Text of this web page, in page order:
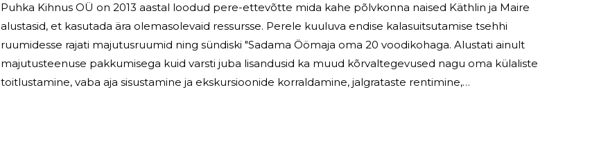
Puhka Kihnus OÜ on 2013 aastal loodud pere-ettevõtte mida kahe põlvkonna naised Käthlin ja Maire
alustasid, et kasutada ära olemasolevaid ressursse. Perele kuuluva endise kalasuitsutamise tsehhi
ruumidesse rajati majutusruumid ning sündiski "Sadama Öömaja oma 20 voodikohaga. Alustati ainult
majutusteenuse pakkumisega kuid varsti juba lisandusid ka muud kõrvaltegevused nagu oma külaliste
toitlustamine, vaba aja sisustamine ja ekskursioonide korraldamine, jalgrataste rentimine,